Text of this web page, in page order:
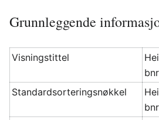
Grunnleggende
Visningstittel
Standardsorteringsnøkkel